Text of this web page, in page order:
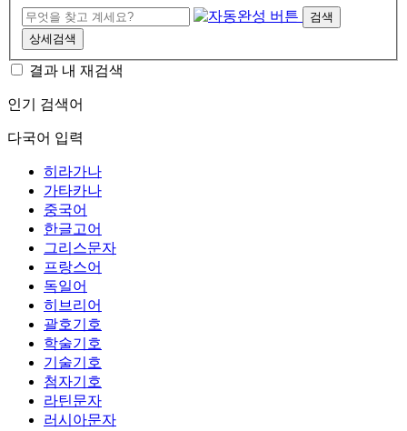
검색
상세검색
결과 내 재검색
인기 검색어
다국어 입력
히라가나
가타카나
중국어
한글고어
그리스문자
프랑스어
독일어
히브리어
괄호기호
학술기호
기술기호
첨자기호
라틴문자
러시아문자